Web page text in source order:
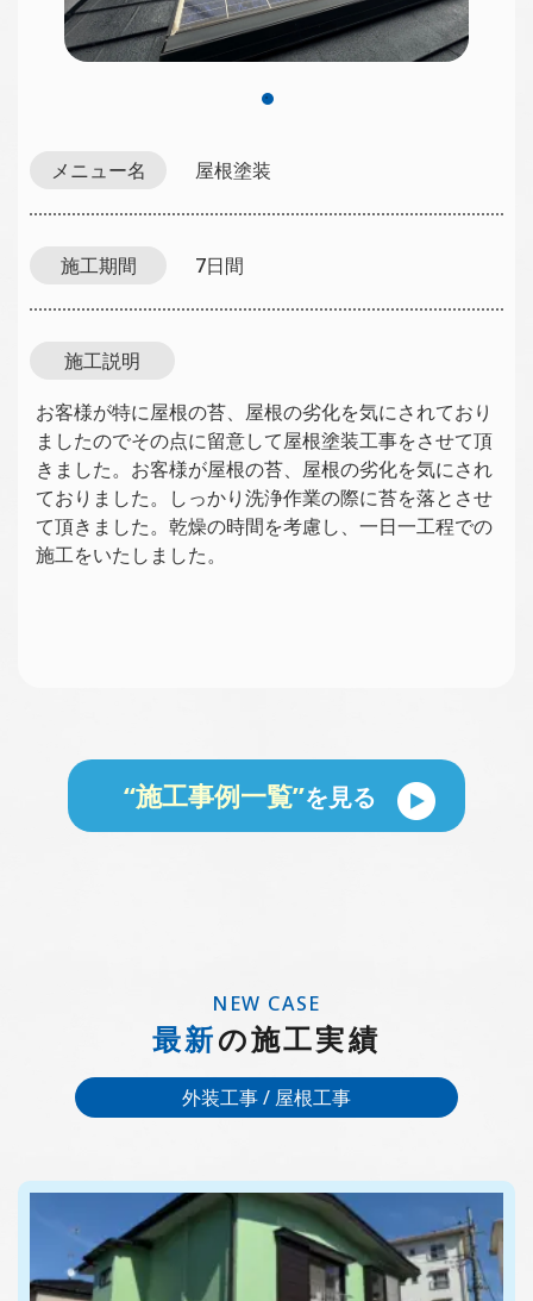
メニュー名 屋根塗装
施工期間 7日間
施工説明
お客様が特に屋根の苔、屋根の劣化を気にされており
ましたのでその点に留意して屋根塗装工事をさせて頂
きました。お客様が屋根の苔、屋根の劣化を気にされ
ておりました。しっかり洗浄作業の際に苔を落とさせ
て頂きました。乾燥の時間を考慮し、一日一工程での
施工をいたしました。
“施工事例一覧”を見る
NEW CASE
最新の施工実績
外装工事 / 屋根工事